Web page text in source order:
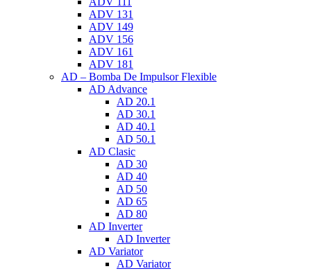
ADV 131
ADV 149
ADV 156
ADV 161
ADV 181
AD – Bomba De Impulsor Flexible
AD Advance
AD 20.1
AD 30.1
AD 40.1
AD 50.1
AD Clasic
AD 30
AD 40
AD 50
AD 65
AD 80
AD Inverter
AD Inverter
AD Variator
AD Variator